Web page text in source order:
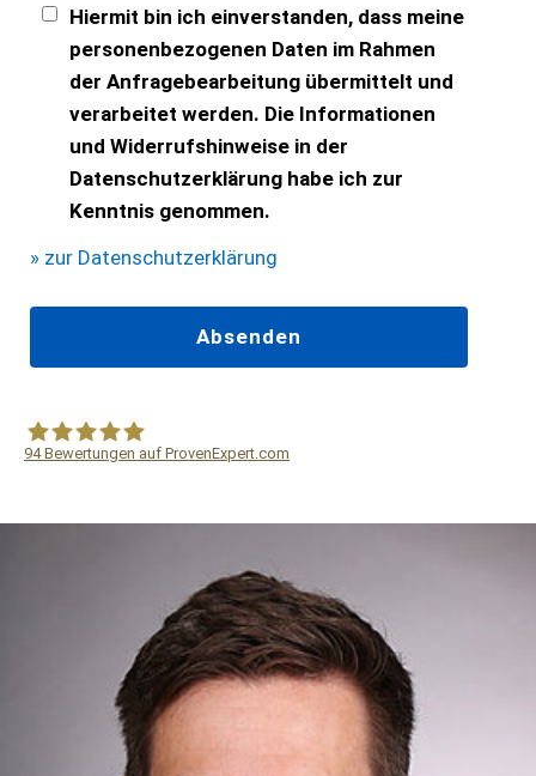
Hiermit bin ich einverstanden, dass meine
personenbezogenen Daten im Rahmen
der Anfragebearbeitung übermittelt und
verarbeitet werden. Die Informationen
und Widerrufshinweise in der
Datenschutzerklärung habe ich zur
Kenntnis genommen.
» zur Datenschutzerklärung
94Bewertungen auf ProvenExpert.com